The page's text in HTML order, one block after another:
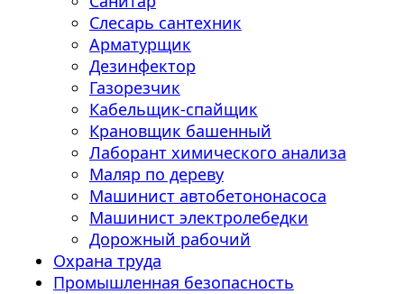
Слесарь сантехник
Арматурщик
Дезинфектор
Газорезчик
Кабельщик-спайщик
Крановщик башенный
Лаборант химического анализа
Маляр по дереву
Машинист автобетононасоса
Машинист электролебедки
Дорожный рабочий
Охрана труда
Промышленная безопасность